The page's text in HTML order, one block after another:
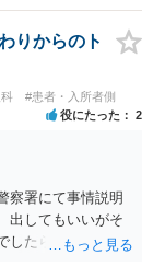
りからのト
#患者・入所者側
役にたった 2
察署にて事情説明
出してもいいがそ
したら、あまり結